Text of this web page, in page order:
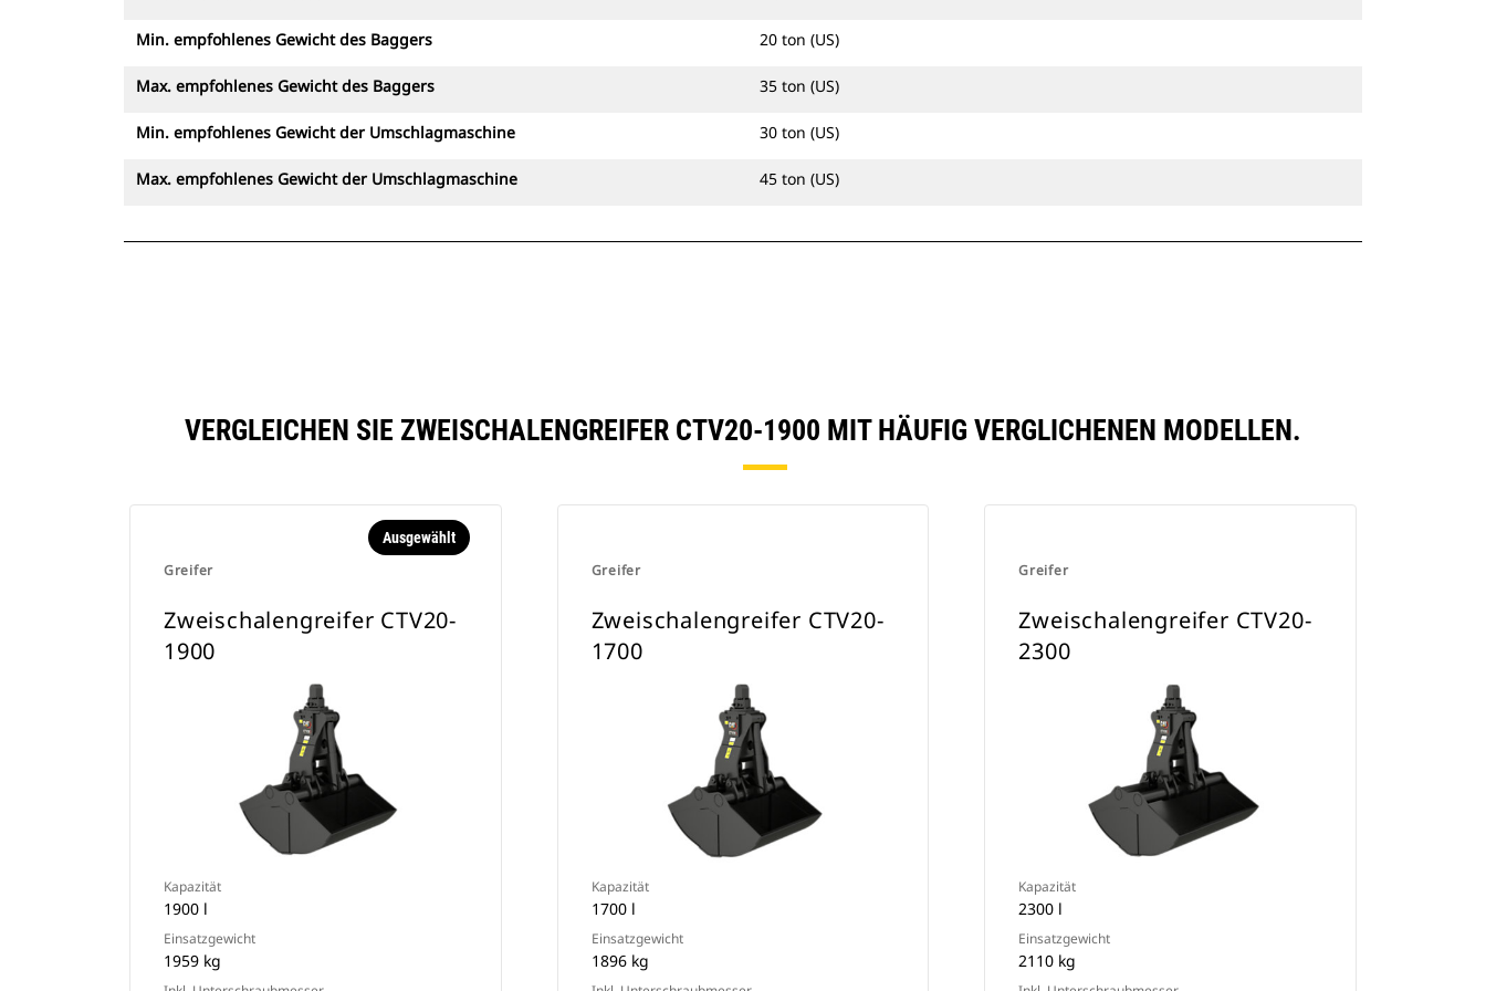
Min. empfohlenes Gewicht des Baggers 20 ton (US)
Max. empfohlenes Gewicht des Baggers 35 ton (US)
Min. empfohlenes Gewicht der Umschlagmaschine 30 ton (US)
Max. empfohlenes Gewicht der Umschlagmaschine 45 ton (US)
VERGLEICHEN SIE ZWEISCHALENGREIFER CTV20-1900 MIT HÄUFIG VERGLICHENEN MODELLEN.
Greifer
Ausgewählt
Zweischalengreifer CTV20-
1900
Kapazität
1900 l
Einsatzgewicht
1959 kg
Greifer
Zweischalengreifer CTV20-
1700
Kapazität
1700 l
Einsatzgewicht
1896 kg
Greifer
Zweischalengreifer CTV20-
2300
Kapazität
2300 l
Einsatzgewicht
2110 kg